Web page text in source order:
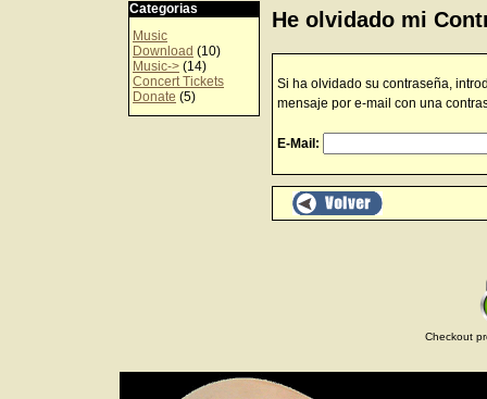
Categorias
Music
Download (10)
Music-> (14)
Concert Tickets
Donate (5)
He olvidado mi
Si ha olvidado su contraseña,
mensaje por e-mail con una
E-Mail:
Checkout